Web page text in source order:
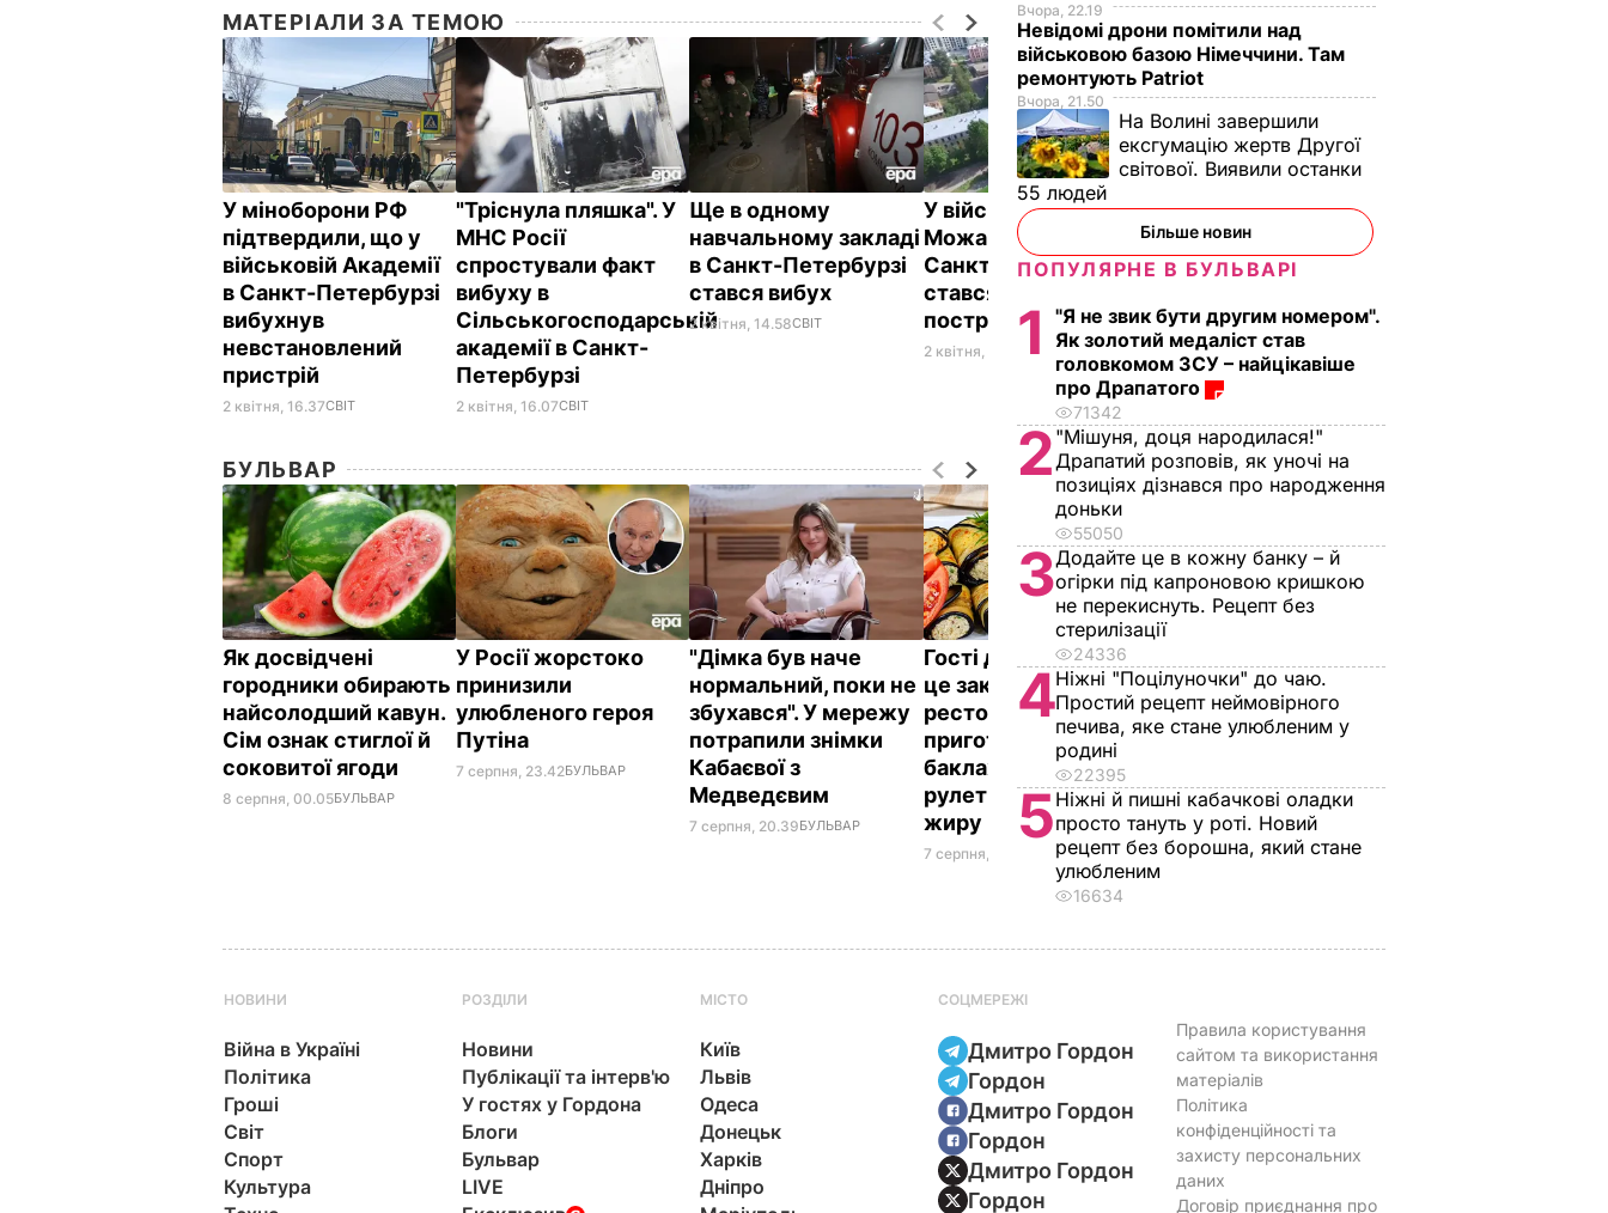
МАТЕРІАЛИ ЗА ТЕМОЮ
У міноборони РФ
підтвердили, що у
військовій Академії
в Санкт-Петербурзі
вибухнув
невстановлений
пристрій
2 квітня, 16.37СВІТ
"Тріснула пляшка". У
МНС Росії
спростували факт
вибуху в
Сільськогосподарській
академії в Санкт-
Петербурзі
2 квітня, 16.07СВІТ
Ще в одному
навчальному закладі
в Санкт-Петербурзі
стався вибух
2 квітня, 14.58СВІТ
У військовій академії
Можайського в
Санкт-Петербурзі
стався вибух. Є
постраждалі
2 квітня, 14.31 СВІТ
БУЛЬВАР
Як досвідчені
городники обирають
найсолодший кавун.
Сім ознак стиглої й
соковитої ягоди
8 серпня, 00.05БУЛЬВАР
У Росії жорстоко
принизили
улюбленого героя
Путіна
7 серпня, 23.42БУЛЬВАР
"Дімка був наче
нормальний, поки не
збухався". У мережу
потрапили знімки
Кабаєвої з
Медведєвим
7 серпня, 20.39БУЛЬВАР
Гості думають, що
це закуска з
ресторану. Як
приготувати ніжні
баклажанні
рулетики без зайвого
жиру
7 серпня, 20.16 БУЛЬВАР
не буду". Драпатий
розповів, яку
професію обрав його
7 серпня, 19.28БУЛЬВАР
Вчора, 22.19
Невідомі дрони помітили над
військовою базою Німеччини. Там
ремонтують Patriot
Вчора, 21.50
На Волині завершили
ексгумацію жертв Другої
світової. Виявили останки
55 людей
Більше новин
ПОПУЛЯРНЕ В БУЛЬВАРІ
1
"Я не звик бути другим номером".
Як золотий медаліст став
головкомом ЗСУ – найцікавіше
про Драпатого
71342
2 "Мішуня, доця народилася!"
Драпатий розповів, як уночі на
позиціях дізнався про народження
доньки
55050
3Додайте це в кожну банку – й
огірки під капроновою кришкою
не перекиснуть. Рецепт без
стерилізації
24336
4Ніжні "Поцілуночки" до чаю.
Простий рецепт неймовірного
печива, яке стане улюбленим у
родині
22395
5Ніжні й пишні кабачкові оладки
просто тануть у роті. Новий
рецепт без борошна, який стане
улюбленим
16634
НОВИНИ
Війна в Україні
Політика
Гроші
Світ
Спорт
Культура
РОЗДІЛИ
Новини
Публікації та інтерв'ю
У гостях у Гордона
Блоги
Бульвар
LIVE
МІСТО
Київ
Львів
Одеса
Донецьк
Харків
Дніпро
СОЦМЕРЕЖІ
Дмитро Гордон
Гордон
Дмитро Гордон
Гордон
Дмитро Гордон
Гордон
Правила користування
сайтом та використання
матеріалів
Політика
конфіденційності та
захисту персональних
даних
Договір приєднання про